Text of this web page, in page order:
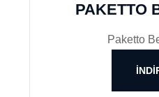
PAKETTO
Paketto